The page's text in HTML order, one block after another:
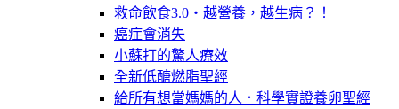
救命飲食3.0‧越營養，越生病？！
癌症會消失
小蘇打的驚人療效
全新低醣燃脂聖經
給所有想當媽媽的人．科學實證養卵聖經